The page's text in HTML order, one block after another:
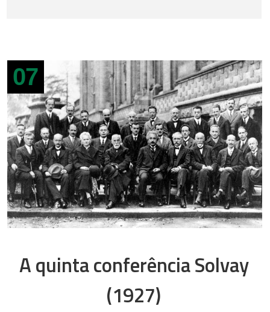
07
A quinta conferência Solvay
(1927)